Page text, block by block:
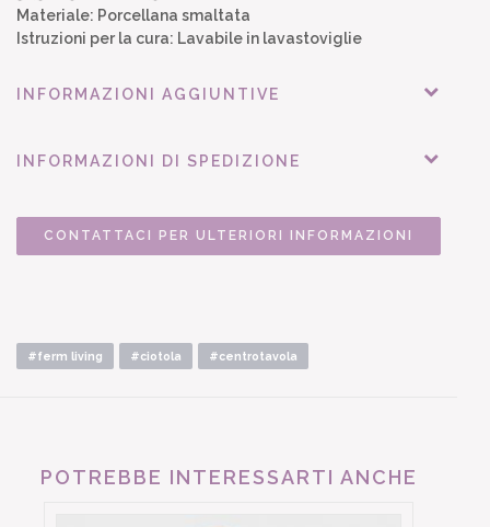
Materiale: Porcellana smaltata
Istruzioni per la cura: Lavabile in lavastoviglie
INFORMAZIONI AGGIUNTIVE
INFORMAZIONI DI SPEDIZIONE
CONTATTACI PER ULTERIORI INFORMAZIONI
#ferm living #ciotola #centrotavola
POTREBBE INTERESSARTI ANCHE